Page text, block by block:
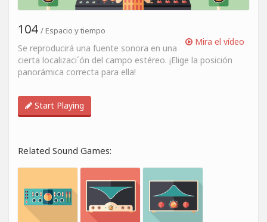
Mira el vídeo
104 / Espacio y tiempo
Se reproducirá una fuente sonora en una
cierta localizaci´ón del campo estéreo. ¡Elige la posición
panorámica correcta para ella!
Start Playing
Related Sound Games: